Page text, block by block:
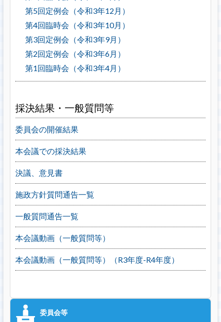
第5回定例会（令和3年12月）
第4回臨時会（令和3年10月）
第3回定例会（令和3年9月）
第2回定例会（令和3年6月）
第1回臨時会（令和3年4月）
採決結果・一般質問等
委員会の開催結果
本会議での採決結果
決議、意見書
施政方針質問通告一覧
一般質問通告一覧
本会議動画（一般質問等）
本会議動画（一般質問等）（R3年度-R4年度）